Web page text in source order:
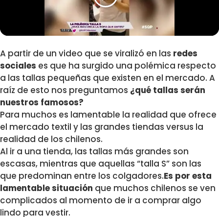
A partir de un video que se viralizó en las redes
sociales es que ha surgido una polémica respecto
a las tallas pequeñas que existen en el mercado. A
raíz de esto nos preguntamos ¿qué tallas serán
nuestros famosos?
Para muchos es lamentable la realidad que ofrece
el mercado textil y las grandes tiendas versus la
realidad de los chilenos.
Al ir a una tienda, las tallas más grandes son
escasas, mientras que aquellas “talla S” son las
que predominan entre los colgadores.Es por esta
lamentable situación que muchos chilenos se ven
complicados al momento de ir a comprar algo
lindo para vestir.